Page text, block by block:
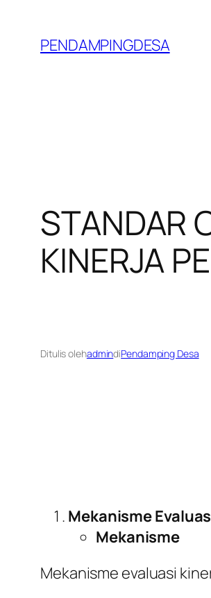
konten
PENDAMPINGDESA
STANDAR
KINERJA
Ditulis olehadmindiPendamping Desa
Mekanisme
Mekanisme
Mekanisme evaluasi